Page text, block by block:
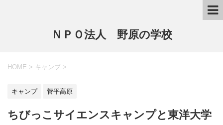
ＮＰＯ法人 野原の学校
HOME > キャンプ >
キャンプ 菅平高原
ちびっこサイエンスキャンプと東洋大学